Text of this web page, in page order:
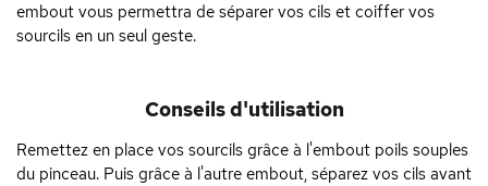
embout vous permettra de séparer vos cils et coiffer vos
sourcils en un seul geste.
Conseils d'utilisation
Remettez en place vos sourcils grâce à l'embout poils souples
du pinceau. Puis grâce à l'autre embout, séparez vos cils avant